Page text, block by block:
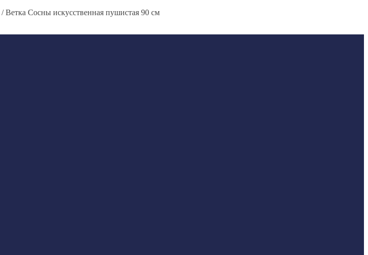
/Ветка Сосны искусственная пушистая 90 см